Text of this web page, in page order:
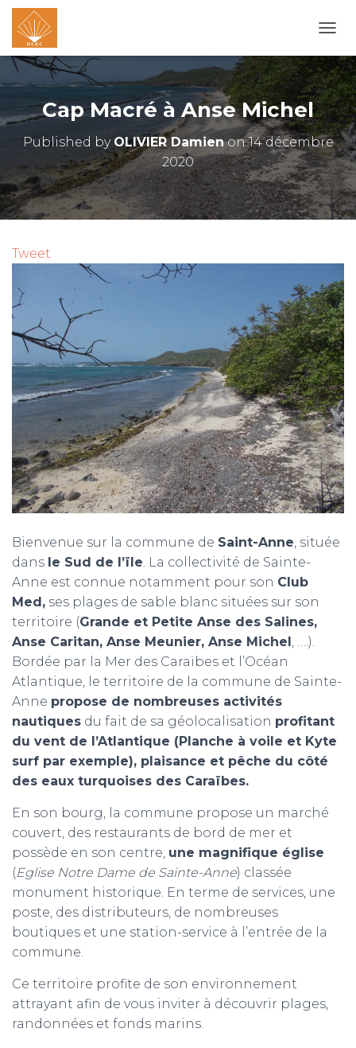
U
V
R
I
R
/
F
E
R
M
E
R
N
A
V
I
G
A
T
I
O
N
Cap Macré à Anse Michel
Published by OLIVIER Damienon14 décembre
2020
Tweet
Bienvenue sur la commune de Saint-Anne , située
dans le Sud de l’ïle . La collectivité de Sainte-
Anne est connue notamment pour son Club
Med, ses plages de sable blanc situées sur son
territoire (Grande et Petite Anse des Salines,
Anse Caritan, Anse Meunier, Anse Michel , ….).
Bordée par la Mer des Caraïbes et l’Océan
Atlantique, le territoire de la commune de Sainte-
Anne propose de nombreuses activités
nautiques du fait de sa géolocalisation profitant
du vent de l’Atlantique (Planche à voile et Kyte
surf par exemple), plaisance et pêche du côté
des eaux turquoises des Caraïbes.
En son bourg, la commune propose un marché
couvert, des restaurants de bord de mer et
possède en son centre, une magnifique église
(Eglise Notre Dame de Sainte-Anne) classée
monument historique. En terme de services, une
poste, des distributeurs, de nombreuses
boutiques et une station-service à l’entrée de la
commune.
Ce territoire profite de son environnement
attrayant afin de vous inviter à découvrir plages,
randonnées et fonds marins.